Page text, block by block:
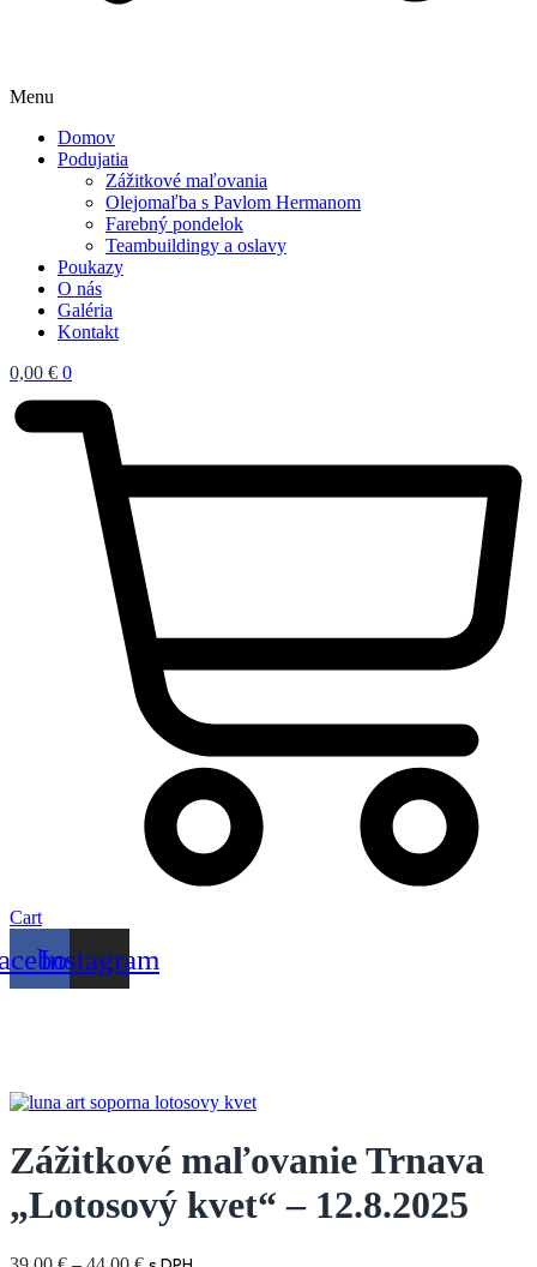
Menu
Domov
Podujatia
Zážitkové maľovania
Olejomaľba s Pavlom Hermanom
Farebný pondelok
Teambuildingy a oslavy
Poukazy
O nás
Galéria
Kontakt
0,00 € 0
Cart
Instagram
Zážitkové maľovanie Trnava
„Lotosový kvet“ – 12.8.2025